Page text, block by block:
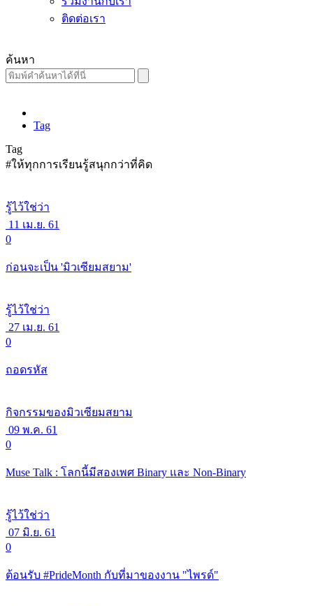
ติดต่อเรา
ค้นหา
Tag
Tag
#ให้ทุกการเรียนรู้สนุกกว่าที่คิด
รู้ไว้ใช่ว่า
11 เม.ย. 61
0
ก่อนจะเป็น 'มิวเซียมสยาม'
รู้ไว้ใช่ว่า
27 เม.ย. 61
0
ถอดรหัส
กิจกรรมของมิวเซียมสยาม
09 พ.ค. 61
0
Muse Talk : โลกนี้มีสองเพศ Binary และ Non-Binary
รู้ไว้ใช่ว่า
07 มิ.ย. 61
0
ต้อนรับ #PrideMonth กับที่มาของงาน "ไพรด์"